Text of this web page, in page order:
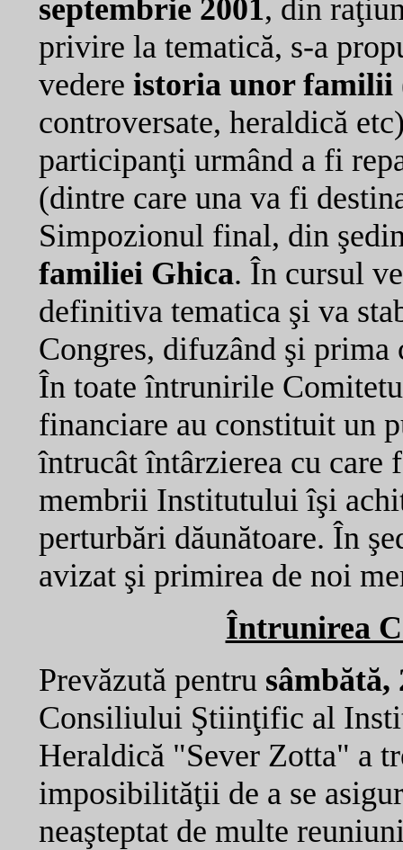
septembrie 2001, din
privire la tematică, s-a
vedere istoria unor familii
controversate, heraldică
participanţi urmând a fi
(dintre care una va fi
Simpozionul final, din
familiei Ghica. În cursul
definitiva tematica şi va
Congres, difuzând şi prima
În toate întrunirile
financiare au constituit un
întrucât întârzierea cu
membrii Institutului îşi
perturbări dăunătoare. În
avizat şi primirea de noi
Întrunirea
Prevăzută pentru sâmbătă,
Consiliului Ştiinţific al
Heraldică "Sever Zotta" a
imposibilităţii de a se
neaşteptat de multe